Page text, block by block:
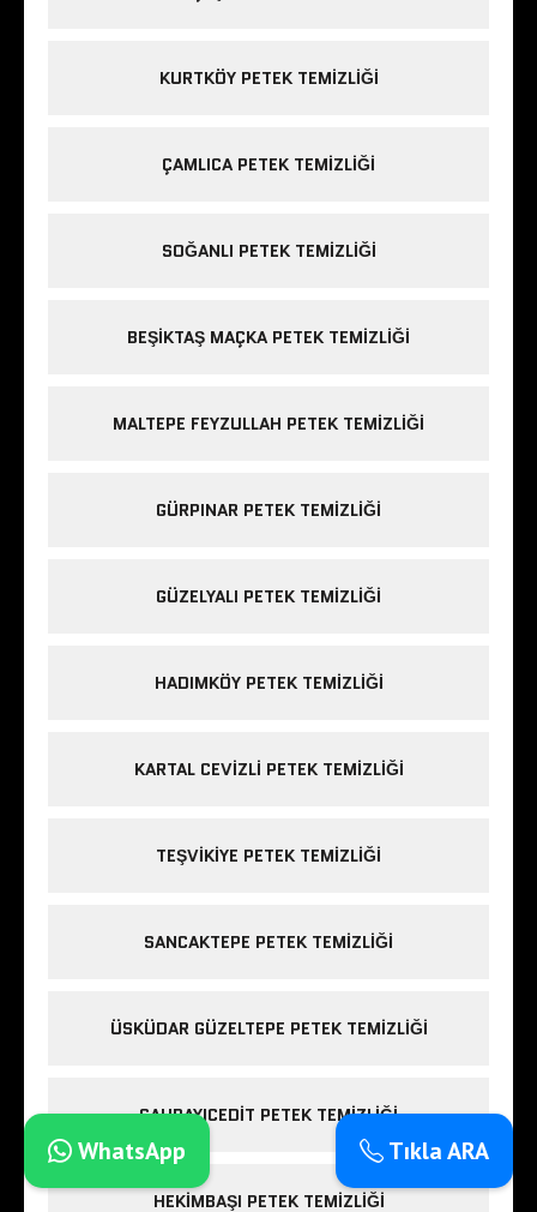
KURTKÖY PETEK TEMIZLIĞI
ÇAMLICA PETEK TEMIZLIĞI
SOĞANLI PETEK TEMIZLIĞI
BEŞIKTAŞ MAÇKA PETEK TEMIZLIĞI
MALTEPE FEYZULLAH PETEK TEMIZLIĞI
GÜRPINAR PETEK TEMIZLIĞI
GÜZELYALI PETEK TEMIZLIĞI
HADIMKÖY PETEK TEMIZLIĞI
KARTAL CEVIZLI PETEK TEMIZLIĞI
TEŞVIKIYE PETEK TEMIZLIĞI
SANCAKTEPE PETEK TEMIZLIĞI
ÜSKÜDAR GÜZELTEPE PETEK TEMIZLIĞI
SAHRAYICEDIT PETEK TEMIZLIĞI
HEKIMBAŞI PETEK TEMIZLIĞI
Tıkla ARA
WhatsApp